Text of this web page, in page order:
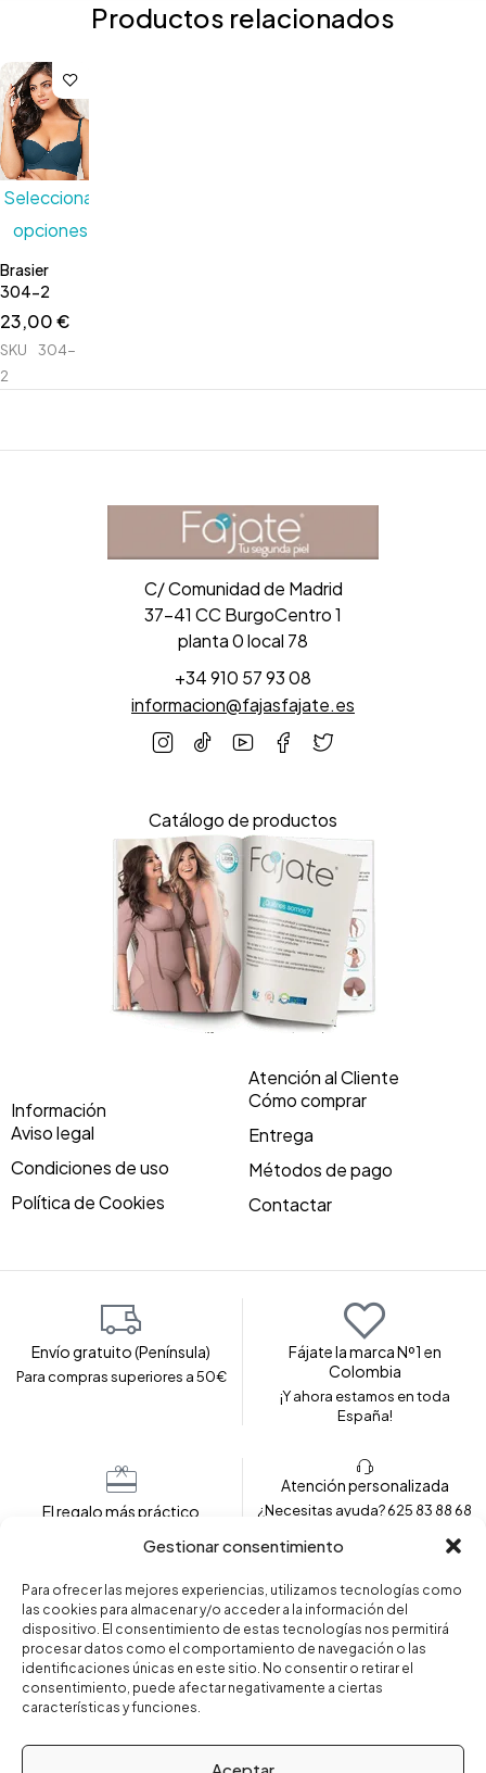
Gestionar consentimiento
Para ofrecer las mejores experiencias, utilizamos tecnologías como
las cookies para almacenar y/o acceder a la información del
dispositivo. El consentimiento de estas tecnologías nos permitirá
procesar datos como el comportamiento de navegación o las
identificaciones únicas en este sitio. No consentir o retirar el
consentimiento, puede afectar negativamente a ciertas
características y funciones.
Aceptar
Productos relacionados
Seleccionar
opciones
Brasier
304-2
23,00€
SKU
304-
2
C/ Comunidad de Madrid
37-41 CC BurgoCentro 1
planta 0 local 78
+34 910 57 93 08
informacion@fajasfajate.es
Catálogo de productos
Información
Aviso legal
Condiciones de uso
Política de Cookies
Atención al Cliente
Cómo comprar
Entrega
Métodos de pago
Contactar
Envío gratuito (Península)
Para compras superiores a 50€
Fájate la marca Nº1 en
Colombia
¡Y ahora estamos en toda
España!
El regalo más práctico
regalar
Atención personalizada
¿Necesitas ayuda? 625 83 88 68
Copyright © 2024 – Fajas Fájate. Todos los derechos
reservados.